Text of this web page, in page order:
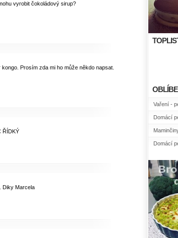
Vaření -
Domácí
Domácí
vyrobit čokoládový sirup?
Prosím zda mi ho může někdo napsat.
ŘÍDKÝ
Diky Marcela